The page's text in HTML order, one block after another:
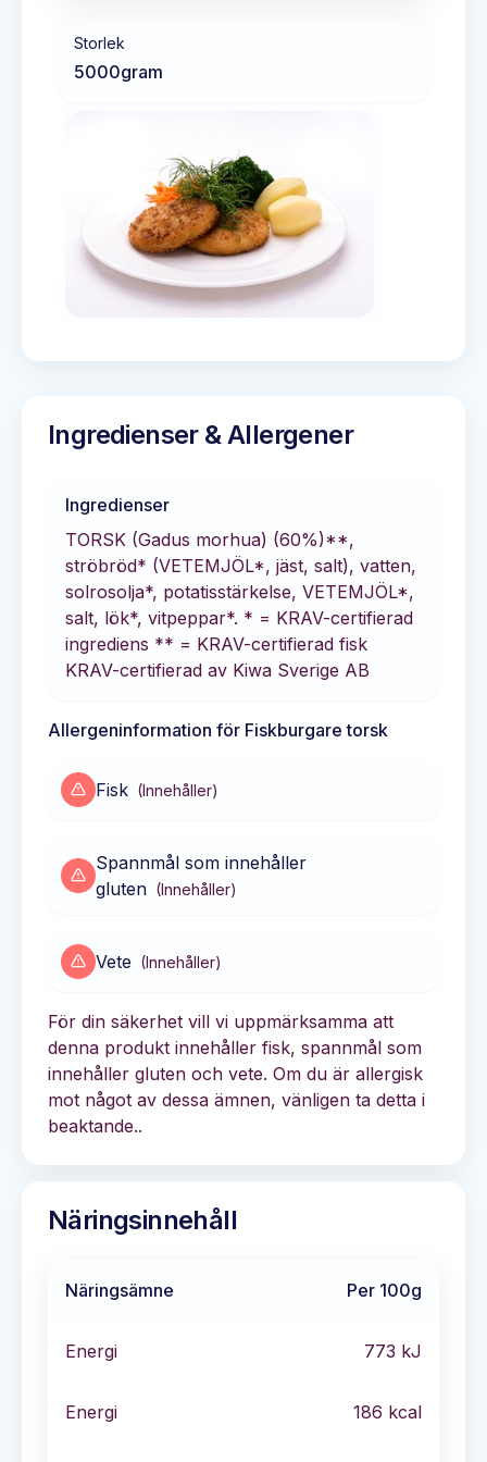
Storlek
5000gram
Ingredienser & Allergener
Ingredienser
TORSK (Gadus morhua) (60%)**,
ströbröd* (VETEMJÖL*, jäst, salt), vatten,
solrosolja*, potatisstärkelse, VETEMJÖL*,
salt, lök*, vitpeppar*. * = KRAV-certifierad
ingrediens ** = KRAV-certifierad fisk
KRAV-certifierad av Kiwa Sverige AB
Allergeninformation för Fiskburgare torsk
Fisk (Innehåller)
Spannmål som innehåller
gluten (Innehåller)
Vete (Innehåller)
För din säkerhet vill vi uppmärksamma att
denna produkt innehåller fisk, spannmål som
innehåller gluten och vete. Om du är allergisk
mot något av dessa ämnen, vänligen ta detta i
beaktande..
Näringsinnehåll
Näringsämne Per 100g
Energi 773 kJ
Energi 186 kcal